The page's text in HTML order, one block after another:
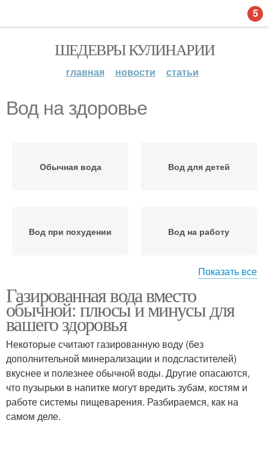
ШЕДЕВРЫ КУЛИНАРИИ
главная новости статьи
Вод на здоровье
Обычная вода Вод для детей
Вод при похудении Вод на работу
Вод по составу
Показать все
Газированная вода вместо
обычной: плюсы и минусы для
вашего здоровья
Некоторые считают газированную воду (без
дополнительной минерализации и подсластителей)
вкуснее и полезнее обычной воды. Другие опасаются,
что пузырьки в напитке могут вредить зубам, костям и
работе системы пищеварения. Разбираемся, как на
самом деле.
5